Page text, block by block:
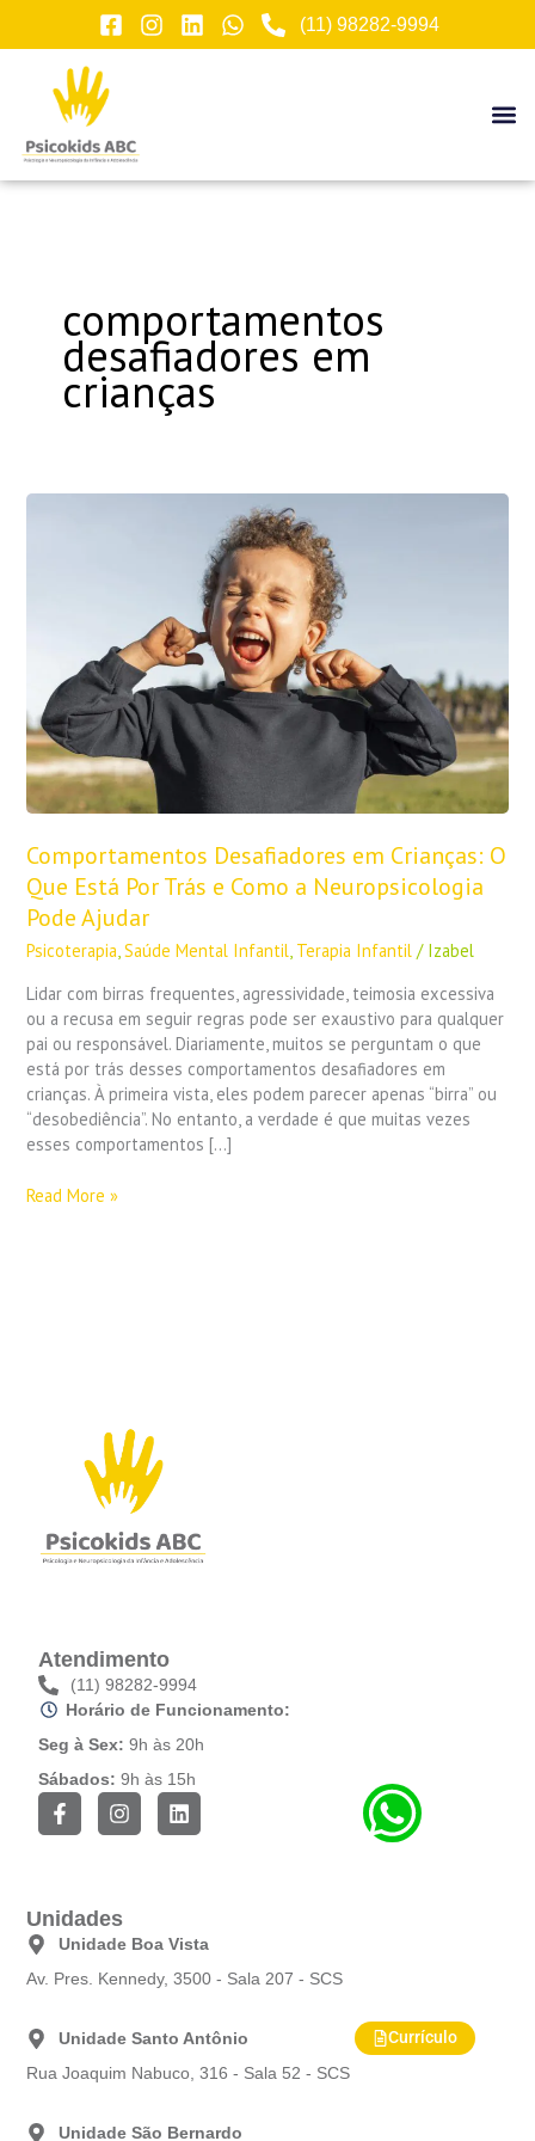
conteúdo
(11) 98282-9994
comportamentos
desafiadores em
crianças
Comportamentos Desafiadores em Crianças: O
Que Está Por Trás e Como a Neuropsicologia
Pode Ajudar
Psicoterapia,Saúde Mental Infantil, Terapia Infantil / Izabel
Lidar com birras frequentes, agressividade, teimosia excessiva
ou a recusa em seguir regras pode ser exaustivo para qualquer
pai ou responsável. Diariamente, muitos se perguntam o que
está por trás desses comportamentos desafiadores em
crianças. À primeira vista, eles podem parecer apenas “birra” ou
“desobediência”. No entanto, a verdade é que muitas vezes
esses comportamentos […]
Comportamentos
Trás
e
Como
a
Neuropsicologia
Ajudar
Read More »
Currículo
Unidades
Unidade Boa Vista
Av. Pres. Kennedy, 3500 - Sala 207 - SCS
Unidade Santo Antônio
Rua Joaquim Nabuco, 316 - Sala 52 - SCS
Unidade São Bernardo
Atendimento
(11) 98282-9994
Horário de Funcionamento:
Seg à Sex: 9h às 20h
Sábados: 9h às 15h
F
a
c
o
o
k
-
I
n
s
g
r
a
m
L
i
n
n